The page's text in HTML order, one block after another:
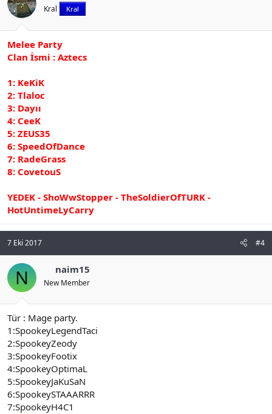
Kral Kral
Melee Party
Clan İsmi : Aztecs
1: KeKiK
2: Tlaloc
3: Dayıı
4: CeeK
5: ZEUS35
6: SpeedOfDance
7: RadeGrass
8: CovetouS
YEDEK - ShoWwStopper - TheSoldierOfTURK -
HotUntimeLyCarry
7 Eki 2017 #4
N naim15
New Member
Tür : Mage party.
1:SpookeyLegendTaci
2:SpookeyZeody
3:SpookeyFootix
4:SpookeyOptimaL
5:SpookeyJaKuSaN
6:SpookeySTAAARRR
7:SpookeyH4C1